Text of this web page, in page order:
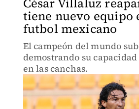
tiene nuevo equipo
futbol mexicano
El campeón del mundo
demostrando su
en las canchas.